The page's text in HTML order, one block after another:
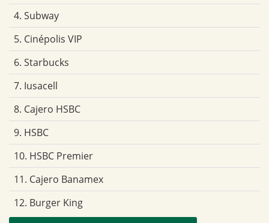
4. Subway
5. Cinépolis VIP
6. Starbucks
7. Iusacell
8. Cajero HSBC
9. HSBC
10. HSBC Premier
11. Cajero Banamex
12. Burger King